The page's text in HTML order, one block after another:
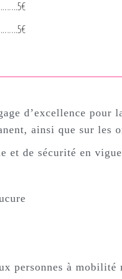
d’excellence pour
ainsi que sur les
et de sécurité en
personnes à mobilité